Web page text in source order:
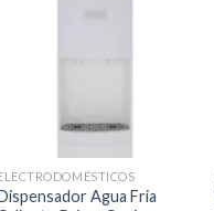
Agua Fria